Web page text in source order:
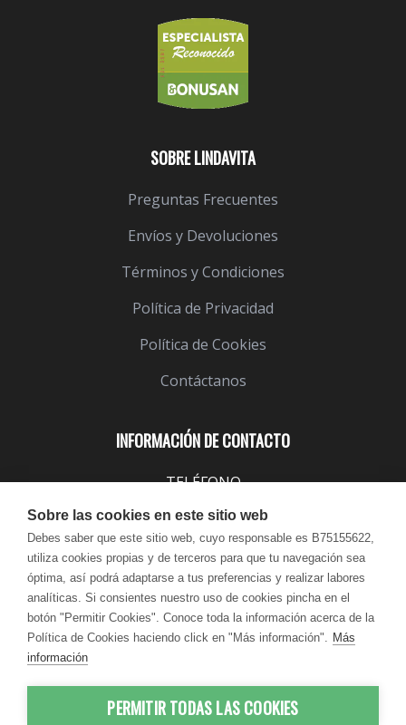
INFORMACIÓN DE CONTACTO
TELÉFONO
EMAIL
info@lindavita.com
HORARIO
Lun - Jue / 9:00 - 18:30
Vie / 9:00 - 17:30
SOBRE LINDAVITA
Preguntas Frecuentes
Envíos y Devoluciones
Términos y Condiciones
Política de Privacidad
Política de Cookies
Contáctanos
Sobre las cookies en este sitio web
Debes saber que este sitio web, cuyo responsable es B75155622,
utiliza cookies propias y de terceros para que tu navegación sea
óptima, así podrá adaptarse a tus preferencias y realizar labores
analíticas. Si consientes nuestro uso de cookies pincha en el
botón "Permitir Cookies". Conoce toda la información acerca de la
Política de Cookies haciendo click en "Más información". Más
información
PERMITIR TODAS LAS COOKIES